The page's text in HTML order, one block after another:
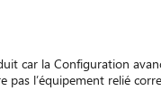
car la Configuration
pas l’équipement relié